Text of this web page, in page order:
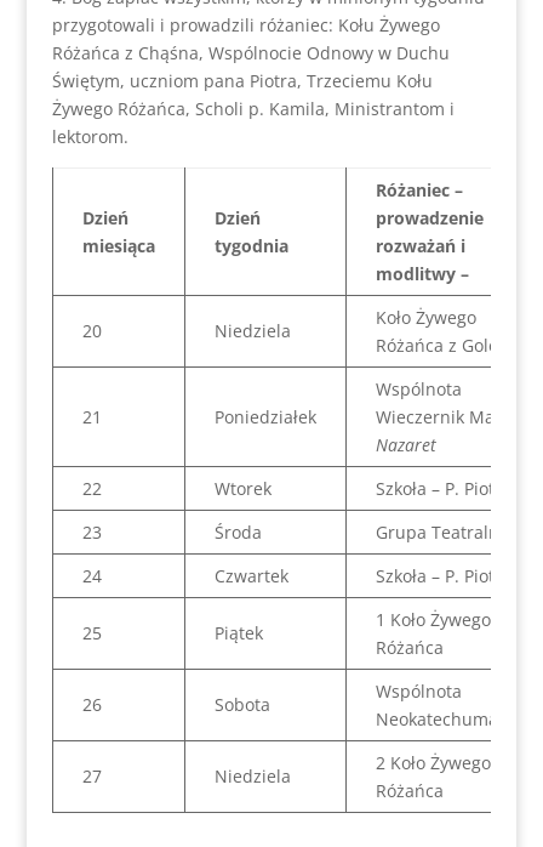
przygotowali i prowadzili różaniec: Kołu Żywego
Różańca z Chąśna, Wspólnocie Odnowy w Duchu
Świętym, uczniom pana Piotra, Trzeciemu Kołu
Żywego Różańca, Scholi p. Kamila, Ministrantom i
lektorom.
Dzień
miesiąca
Dzień
tygodnia
Różaniec –
prowadzenie
rozważań i
modlitwy –
20 Niedziela
Koło Żywego
Różańca z Goleńska
21 Poniedziałek
Wspólnota
Wieczernik Maryjny
Nazaret
22
Wtorek
Szkoła – P. Piotr
23
Środa
Grupa Teatralna
24
Czwartek Szkoła – P. Piotr
25 Piątek
1 Koło Żywego
Różańca
26 Sobota
Wspólnota
Neokatechumanalna
27 Niedziela
2 Koło Żywego
Różańca